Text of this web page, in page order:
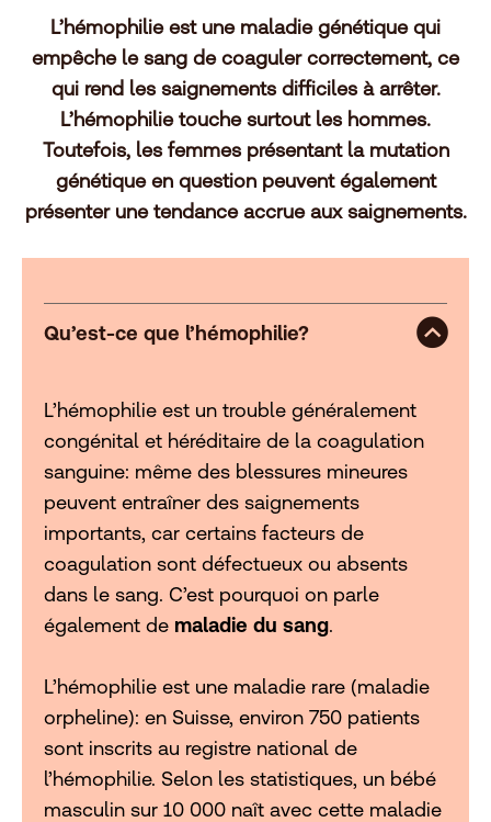
L’hémophilie est une maladie génétique qui
empêche le sang de coaguler correctement, ce
qui rend les saignements difficiles à arrêter.
L’hémophilie touche surtout les hommes.
Toutefois, les femmes présentant la mutation
génétique en question peuvent également
présenter une tendance accrue aux saignements.
Qu’est-ce que l’hémophilie?
L’hémophilie est un trouble généralement
congénital et héréditaire de la coagulation
sanguine: même des blessures mineures
peuvent entraîner des saignements
importants, car certains facteurs de
coagulation sont défectueux ou absents
dans le sang. C’est pourquoi on parle
également de maladie du sang.
L’hémophilie est une maladie rare (maladie
orpheline): en Suisse, environ 750 patients
sont inscrits au registre national de
l’hémophilie. Selon les statistiques, un bébé
masculin sur 10 000 naît avec cette maladie